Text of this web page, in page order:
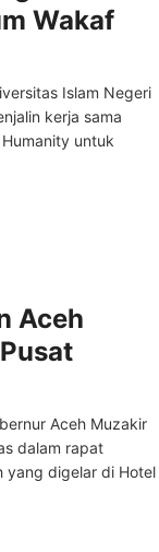
Wakaf
Islam Negeri
kerja sama
untuk
Aceh
Aceh Muzakir
dalam rapat
yang digelar di Hotel